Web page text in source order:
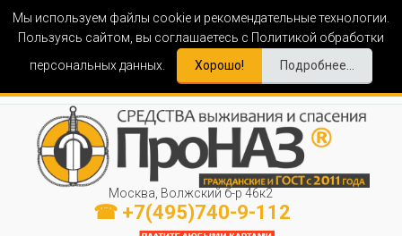
Мы используем файлы cookie и рекомендательные технологии.
Пользуясь сайтом, вы соглашаетесь с Политикой обработки
персональных данных.
Хорошо! Подробнее...
Москва, Волжский б-р 46к2
☎ +7(495)740-9-112